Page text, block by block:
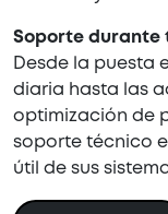
Soporte durante
Desde la puesta
diaria hasta las
optimización de
soporte técnico
útil de sus